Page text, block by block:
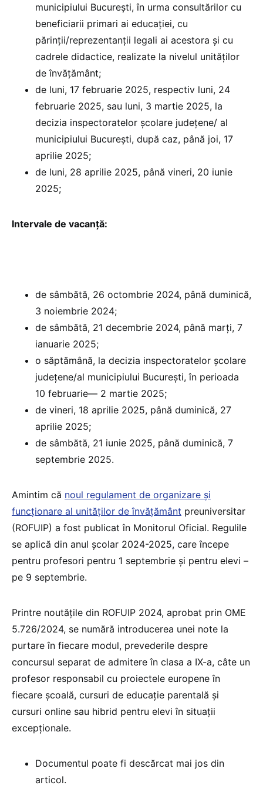
municipiului București, în urma consultărilor cu
beneficiarii primari ai educației, cu
părinții/reprezentanții legali ai acestora și cu
cadrele didactice, realizate la nivelul unităților
de învățământ;
de luni, 17 februarie 2025, respectiv luni, 24
februarie 2025, sau luni, 3 martie 2025, la
decizia inspectoratelor școlare județene/ al
municipiului București, după caz, până joi, 17
aprilie 2025;
de luni, 28 aprilie 2025, până vineri, 20 iunie
2025;
Intervale de vacanță:
de sâmbătă, 26 octombrie 2024, până duminică,
3 noiembrie 2024;
de sâmbătă, 21 decembrie 2024, până marți, 7
ianuarie 2025;
o săptămână, la decizia inspectoratelor școlare
județene/al municipiului București, în perioada
10 februarie— 2 martie 2025;
de vineri, 18 aprilie 2025, până duminică, 27
aprilie 2025;
de sâmbătă, 21 iunie 2025, până duminică, 7
septembrie 2025.
Amintim că noul regulament de organizare și
funcționare al unităților de învățământ preuniversitar
(ROFUIP) a fost publicat în Monitorul Oficial. Regulile
se aplică din anul școlar 2024-2025, care începe
pentru profesori pentru 1 septembrie și pentru elevi –
pe 9 septembrie.
Printre noutățile din ROFUIP 2024, aprobat prin OME
5.726/2024, se numără introducerea unei note la
purtare în fiecare modul, prevederile despre
concursul separat de admitere în clasa a IX-a, câte un
profesor responsabil cu proiectele europene în
fiecare școală, cursuri de educație parentală și
cursuri online sau hibrid pentru elevi în situații
excepționale.
Documentul poate fi descărcat mai jos din
articol.